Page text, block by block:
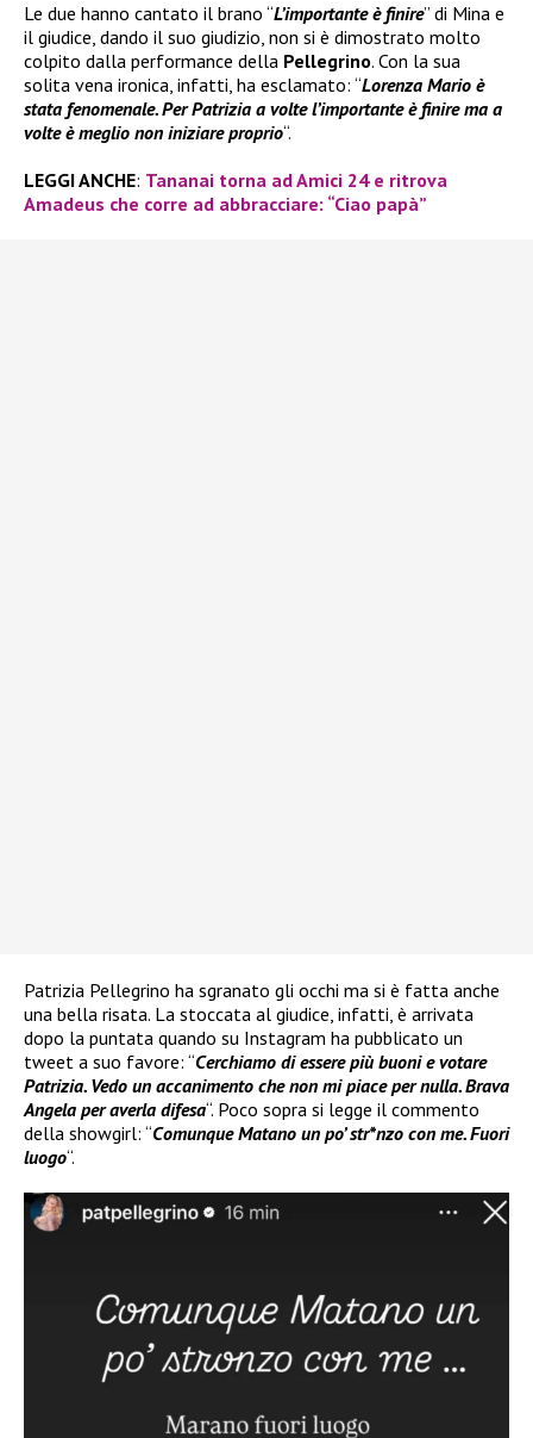
Le due hanno cantato il brano “L’importante è finire” di Mina e
il giudice, dando il suo giudizio, non si è dimostrato molto
colpito dalla performance della Pellegrino. Con la sua
solita vena ironica, infatti, ha esclamato: “Lorenza Mario è
stata fenomenale. Per Patrizia a volte l’importante è finire ma a
volte è meglio non iniziare proprio“.
LEGGI ANCHE: Tananai torna ad Amici 24 e ritrova
Amadeus che corre ad abbracciare: “Ciao papà”
Patrizia Pellegrino ha sgranato gli occhi ma si è fatta anche
una bella risata. La stoccata al giudice, infatti, è arrivata
dopo la puntata quando su Instagram ha pubblicato un
tweet a suo favore: “Cerchiamo di essere più buoni e votare
Patrizia. Vedo un accanimento che non mi piace per nulla. Brava
Angela per averla difesa“. Poco sopra si legge il commento
della showgirl: “Comunque Matano un po’ str*nzo con me. Fuori
luogo“.